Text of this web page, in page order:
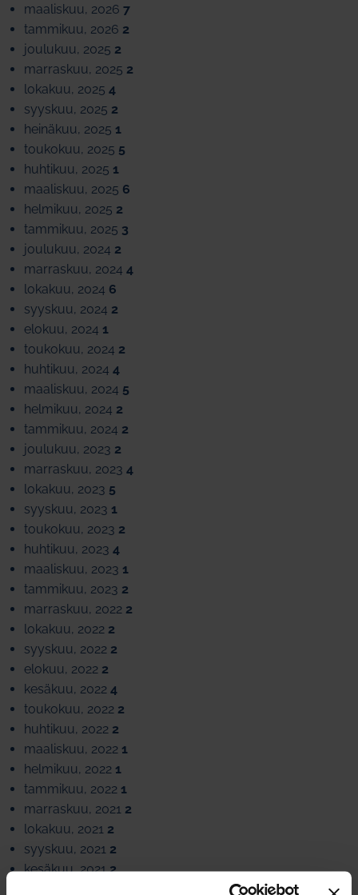
maaliskuu, 2026 7
tammikuu, 2026 2
joulukuu, 2025 2
marraskuu, 2025 2
lokakuu, 2025 4
syyskuu, 2025 2
heinäkuu, 2025 1
toukokuu, 2025 5
huhtikuu, 2025 1
maaliskuu, 2025 6
helmikuu, 2025 2
tammikuu, 2025 3
joulukuu, 2024 2
marraskuu, 2024 4
lokakuu, 2024 6
syyskuu, 2024 2
elokuu, 2024 1
toukokuu, 2024 2
huhtikuu, 2024 4
maaliskuu, 2024 5
helmikuu, 2024 2
tammikuu, 2024 2
joulukuu, 2023 2
marraskuu, 2023 4
lokakuu, 2023 5
syyskuu, 2023 1
toukokuu, 2023 2
huhtikuu, 2023 4
maaliskuu, 2023 1
tammikuu, 2023 2
marraskuu, 2022 2
lokakuu, 2022 2
syyskuu, 2022 2
elokuu, 2022 2
kesäkuu, 2022 4
toukokuu, 2022 2
huhtikuu, 2022 2
maaliskuu, 2022 1
helmikuu, 2022 1
tammikuu, 2022 1
marraskuu, 2021 2
lokakuu, 2021 2
syyskuu, 2021 2
kesäkuu, 20212